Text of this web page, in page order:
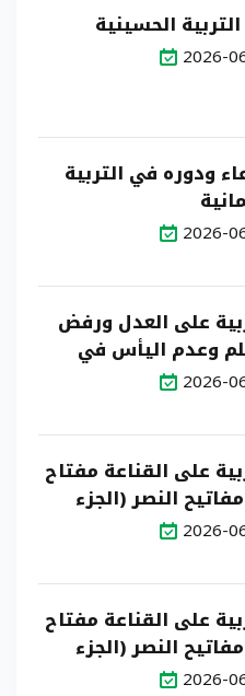
الحسينية
2026-
ودوره في التربية
2026-
على العدل ورفض
وعدم اليأس في
أهل البيت (ع)
2026-
على القناعة مفتاح
النصر (الجزء
النموذج العملي)
2026-
على القناعة مفتاح
النصر (الجزء
البناء النظري)
2026-